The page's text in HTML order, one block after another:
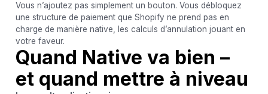
Vous n’ajoutez pas simplement un bouton. Vous débloquez
une structure de paiement que Shopify ne prend pas en
charge de manière native, les calculs d’annulation jouant en
votre faveur.
Quand Native va bien –
et quand mettre à niveau